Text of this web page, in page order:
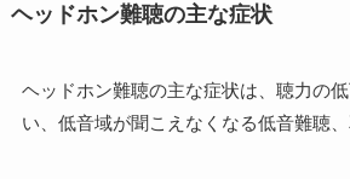
ヘッドホン難聴の主な症状
ヘッドホン難聴の主な症状は、聴力の
い、低音域が聞こえなくなる低音難聴、